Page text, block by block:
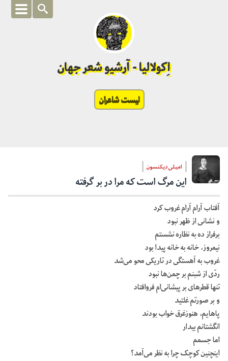
اِکولالیا - آرشیو شعر جهان
لیست شاعران
امیلی دیکنسون
این مرگ است که مرا در بر گرفته
آفتاب آرام آرام غروب کرد
و نشانی از ظهر نبود
برفراز ده به نظاره نشستم
نیمروز، خانه به خانه پیدا بود
غروب به آهستگی در تاریکی محو می‌شد
ردّی از شبنم بر چمن‌ها نبود
تنها قطرهای بر پیشانی‌ام فروافتاد
و بر صورتم غلتید
پاهایم، هنوزغرق خواب بودند
انگشتانم بیدار
اما جسمم
اینچنین کوچک چرا به نظر می‌آمد؟